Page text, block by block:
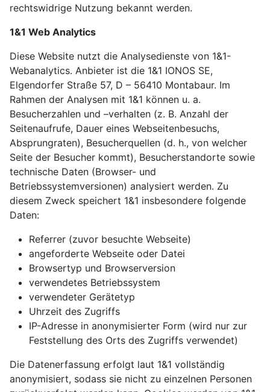
rechtswidrige Nutzung bekannt werden.
1&1 Web Analytics
Diese Website nutzt die Analysedienste von 1&1-
Webanalytics. Anbieter ist die 1&1 IONOS SE,
Elgendorfer Straße 57, D – 56410 Montabaur. Im
Rahmen der Analysen mit 1&1 können u. a.
Besucherzahlen und –verhalten (z. B. Anzahl der
Seitenaufrufe, Dauer eines Webseitenbesuchs,
Absprungraten), Besucherquellen (d. h., von welcher
Seite der Besucher kommt), Besucherstandorte sowie
technische Daten (Browser- und
Betriebssystemversionen) analysiert werden. Zu
diesem Zweck speichert 1&1 insbesondere folgende
Daten:
Referrer (zuvor besuchte Webseite)
angeforderte Webseite oder Datei
Browsertyp und Browserversion
verwendetes Betriebssystem
verwendeter Gerätetyp
Uhrzeit des Zugriffs
IP-Adresse in anonymisierter Form (wird nur zur
Feststellung des Orts des Zugriffs verwendet)
Die Datenerfassung erfolgt laut 1&1 vollständig
anonymisiert, sodass sie nicht zu einzelnen Personen